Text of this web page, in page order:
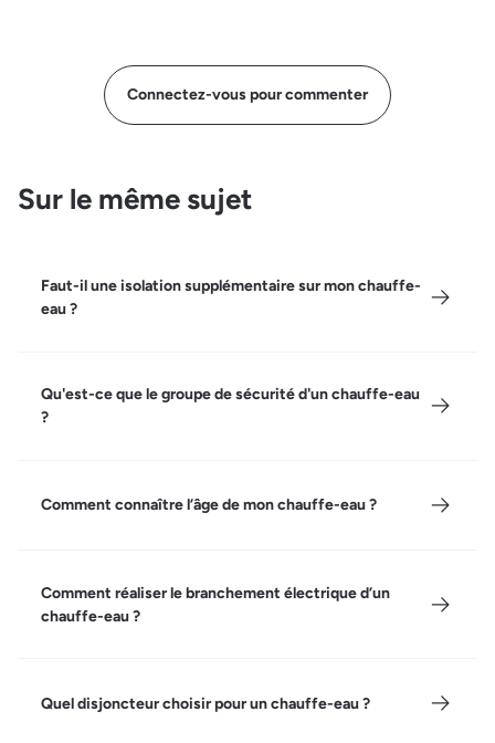
Connectez-vous pour commenter
Sur le même sujet
Faut-il une isolation supplémentaire sur mon chauffe-
eau ?
Qu'est-ce que le groupe de sécurité d'un chauffe-eau
?
Comment connaître l’âge de mon chauffe-eau ?
Comment réaliser le branchement électrique d’un
chauffe-eau ?
Quel disjoncteur choisir pour un chauffe-eau ?